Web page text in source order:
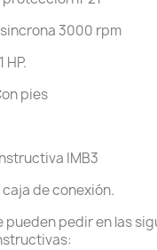
3000 rpm
HP.
pies
IMB3
de conexión.
pueden pedir en las